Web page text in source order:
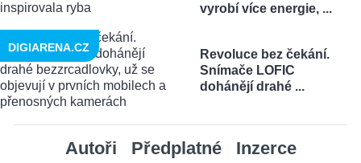
vyrobí více energie, ...
Revoluce bez čekání.
Snímače LOFIC
dohánějí drahé ...
DIGIARENA.CZ
Autoři Předplatné Inzerce